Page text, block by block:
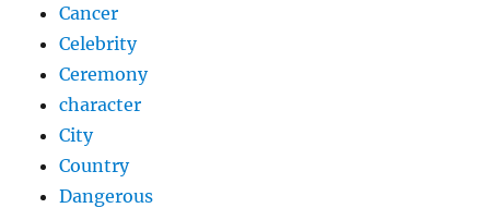
Cancer
Celebrity
Ceremony
character
City
Country
Dangerous